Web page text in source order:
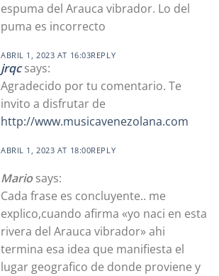
espuma del Arauca vibrador. Lo del
puma es incorrecto
ABRIL 1, 2023 AT 16:03REPLY
jrqc says:
Agradecido por tu comentario. Te
invito a disfrutar de
http://www.musicavenezolana.com
ABRIL 1, 2023 AT 18:00REPLY
Mario says:
Cada frase es concluyente.. me
explico,cuando afirma «yo naci en esta
rivera del Arauca vibrador» ahi
termina esa idea que manifiesta el
lugar geografico de donde proviene y